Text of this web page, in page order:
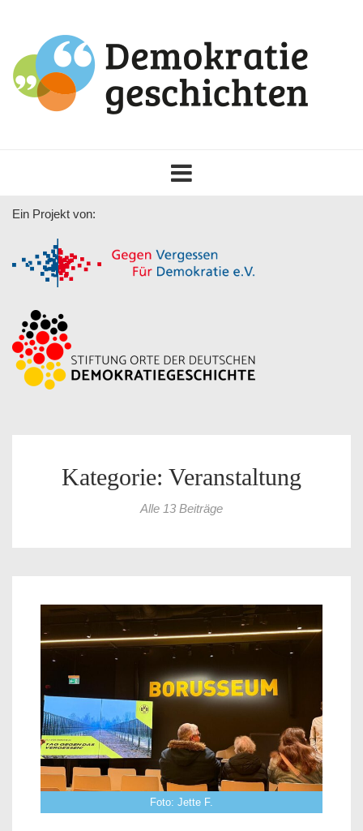
navigation
Ein Projekt von:
Kategorie: Veranstaltung
Alle 13 Beiträge
Foto: Jette F.